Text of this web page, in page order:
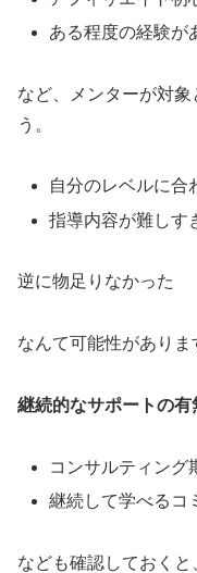
ある程度の経験が
など、メンターが対
う。
自分のレベルに合
指導内容が難しす
逆に物足りなかった
なんて可能性がありま
継続的なサポートの有
コンサルティング
継続して学べるコ
なども確認しておく